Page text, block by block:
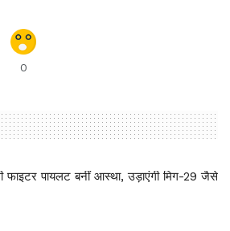
0
फाइटर पायलट बनीं आस्था, उड़ाएंगी मिग-29 जैसे